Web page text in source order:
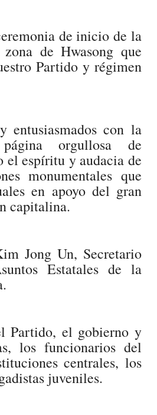
de inicio de la
de Hwasong que
Partido y régimen
entusiasmados con la
orgullosa de
el espíritu y audacia de
monumentales que
en apoyo del gran
capitalina.
Jong Un, Secretario
Estatales de la
Partido, el gobierno y
los funcionarios del
centrales, los
juveniles.